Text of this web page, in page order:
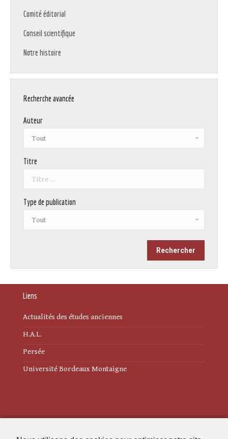
Comité éditorial
Conseil scientifique
Notre histoire
Recherche avancée
Auteur
Titre
Type de publication
Liens
Actualités des études anciennes
H.A.L.
Persée
Université Bordeaux Montaigne